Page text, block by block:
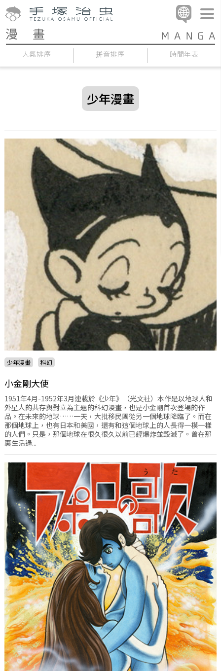
人氣排序 拼音排序 時間年表
少年漫畫
少年漫畫 科幻
小金剛大使
1951年4月-1952年3月連載於《少年》（光文社）本作是以地球人和
外星人的共存與對立為主題的科幻漫畫，也是小金剛首次登場的作
品。在未來的地球……一天，大批移民團從另一個地球降臨了。而在
那個地球上，也有日本和美國，還有和這個地球上的人長得一模一樣
的人們。只是，那個地球在很久很久以前已經爆炸並毀滅了。曾在那
裏生活過...